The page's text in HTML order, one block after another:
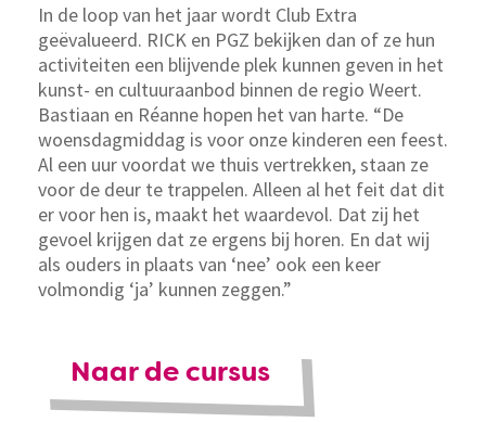
In de loop van het jaar wordt Club Extra
geëvalueerd. RICK en PGZ bekijken dan of ze hun
activiteiten een blijvende plek kunnen geven in het
kunst- en cultuuraanbod binnen de regio Weert.
Bastiaan en Réanne hopen het van harte. “De
woensdagmiddag is voor onze kinderen een feest.
Al een uur voordat we thuis vertrekken, staan ze
voor de deur te trappelen. Alleen al het feit dat dit
er voor hen is, maakt het waardevol. Dat zij het
gevoel krijgen dat ze ergens bij horen. En dat wij
als ouders in plaats van ‘nee’ ook een keer
volmondig ‘ja’ kunnen zeggen.”
Naar de cursus